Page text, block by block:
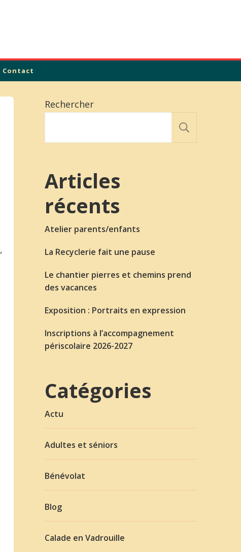
Contact
Rechercher
Articles
récents
Atelier parents/enfants
La Recyclerie fait une pause
Le chantier pierres et chemins prend
des vacances
Exposition : Portraits en expression
Inscriptions à l’accompagnement
périscolaire 2026-2027
Catégories
Actu
Adultes et séniors
Bénévolat
Blog
Calade en Vadrouille